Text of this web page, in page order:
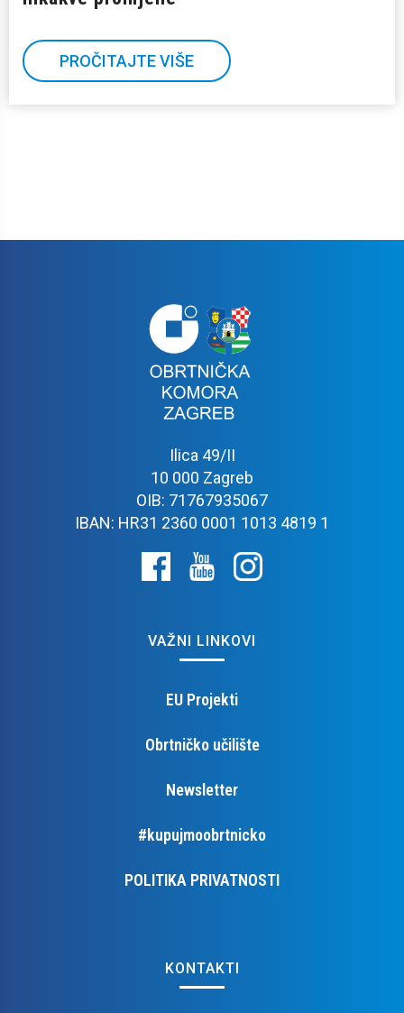
PROČITAJTE VIŠE
Ilica 49/II
10 000 Zagreb
OIB: 71767935067
IBAN: HR31 2360 0001 1013 4819 1
VAŽNI LINKOVI
EU Projekti
Obrtničko učilište
Newsletter
#kupujmoobrtnicko
POLITIKA PRIVATNOSTI
KONTAKTI